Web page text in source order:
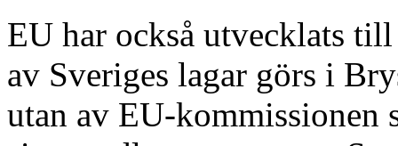
EU har också utvecklats
av Sveriges lagar görs i
utan av EU-kommissionen